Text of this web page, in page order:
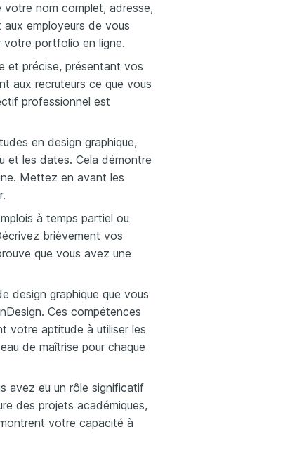
nom complet, adresse,
employeurs de vous
votre portfolio en ligne.
et précise, présentant vos
aux recruteurs ce que vous
professionnel est
en design graphique,
et les dates. Cela démontre
Mettez en avant les
à temps partiel ou
brièvement vos
que vous avez une
design graphique que vous
Ces compétences
votre aptitude à utiliser les
de maîtrise pour chaque
avez eu un rôle significatif
des projets académiques,
votre capacité à